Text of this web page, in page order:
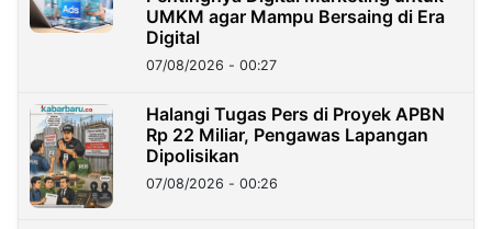
UMKM agar Mampu Bersaing di Era
Digital
07/08/2026 - 00:27
Halangi Tugas Pers di Proyek APBN
Rp 22 Miliar, Pengawas Lapangan
Dipolisikan
07/08/2026 - 00:26